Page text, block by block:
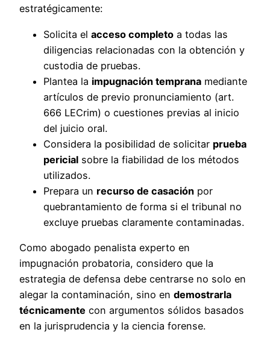
estratégicamente:
Solicita el acceso completo a todas las
diligencias relacionadas con la obtención y
custodia de pruebas.
Plantea la impugnación temprana mediante
artículos de previo pronunciamiento (art.
666 LECrim) o cuestiones previas al inicio
del juicio oral.
Considera la posibilidad de solicitar prueba
pericial sobre la fiabilidad de los métodos
utilizados.
Prepara un recurso de casación por
quebrantamiento de forma si el tribunal no
excluye pruebas claramente contaminadas.
Como abogado penalista experto en
impugnación probatoria, considero que la
estrategia de defensa debe centrarse no solo en
alegar la contaminación, sino en demostrarla
técnicamente con argumentos sólidos basados
en la jurisprudencia y la ciencia forense.